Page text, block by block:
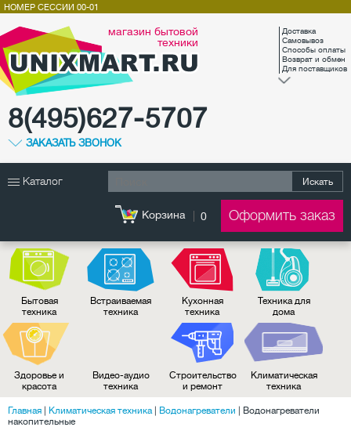
магазин бытовой
техники
8(495)627-5707
ЗАКАЗАТЬ ЗВОНОК
Доставка
Самовывоз
Способы оплаты
Возврат и обмен
Для поставщиков
НОМЕР СЕССИИ 00-01
Каталог Искать
Корзина 0 Оформить заказ
Бытовая
техника
Встраиваемая
техника
Кухонная
техника
Техника для
дома
Здоровье и
красота
Видео-аудио
техника
Строительство
и ремонт
Климатическая
техника
Главная Климатическая техника| Водонагреватели
Водонагреватели
накопительные